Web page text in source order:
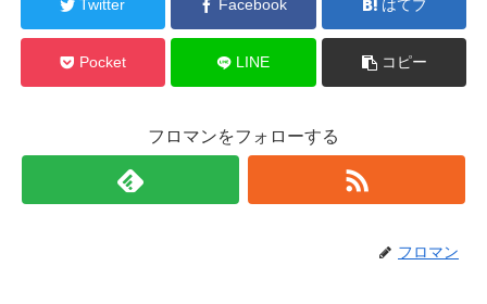
Twitter Facebook はてブ
Pocket LINE コピー
フロマンをフォローする
フロマン